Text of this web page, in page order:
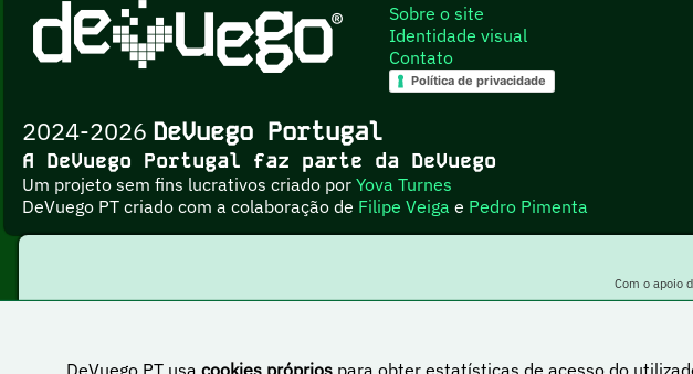
Sobre o site
Identidade visual
Contato
Política de privacidade
2024-2026 DeVuego Portugal
A DeVuego Portugal faz parte da DeVuego
Um projeto sem fins lucrativos criado porYova Turnes
DeVuego PT criado com a colaboração de Filipe Veiga e Pedro Pimenta
Com o apoio